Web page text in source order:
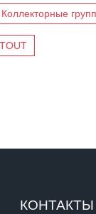
Коллекторные
КОНТАКТЫ